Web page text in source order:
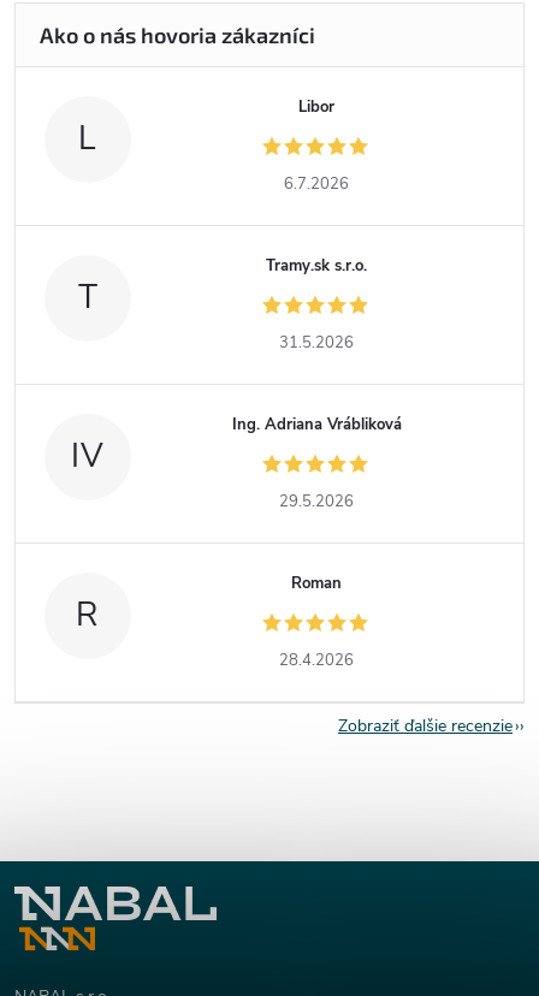
L
Libor
6.7.2026
T
Tramy.sk s.r.o.
31.5.2026
IV
Ing. Adriana Vrábliková
29.5.2026
R
Roman
28.4.2026
Zobraziť ďalšie recenzie
Z
á